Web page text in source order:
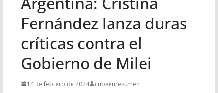
Fernández lanza duras
críticas contra el
Gobierno de Milei
14 de febrero de 2024 cubaenresumen